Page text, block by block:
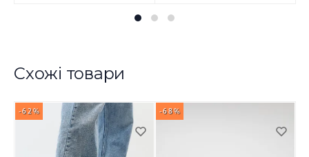
Схожі товари
-62% -68%